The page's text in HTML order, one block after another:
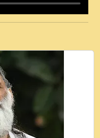
पहच दय! मह जन
Bhajan 2020
मस्ती में हूँ । 2018 -
सर रख क, नल रव त